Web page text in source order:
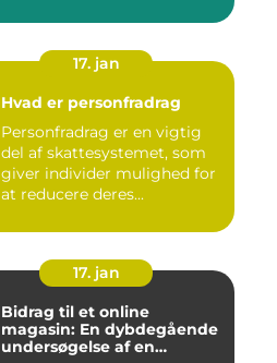
17. jan
Hvad er personfradrag
Personfradrag er en vigtig
del af skattesystemet, som
giver individer mulighed for
at reducere deres...
17. jan
Bidrag til et online
magasin: En dybdegående
undersøgelse af en